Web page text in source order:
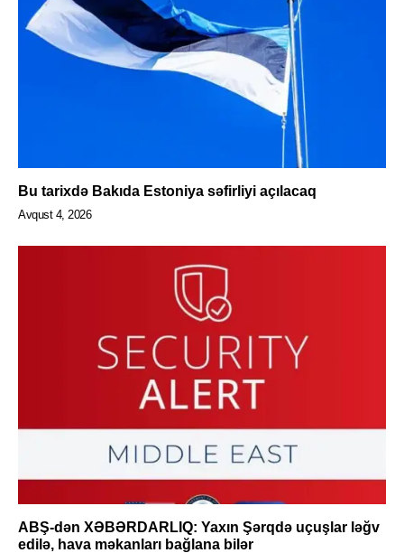
Bu tarixdə Bakıda Estoniya səfirliyi açılacaq
Avqust 4, 2026
ABŞ-dən XƏBƏRDARLIQ: Yaxın Şərqdə uçuşlar ləğv
edilə, hava məkanları bağlana bilər